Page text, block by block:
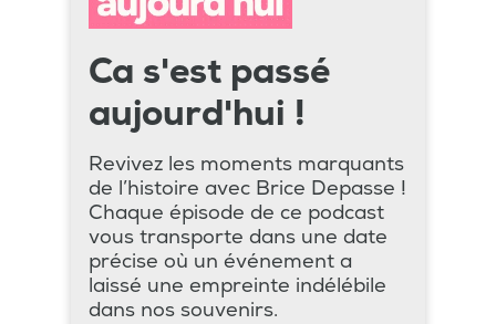
Ca s'est passé
aujourd'hui !
Revivez les moments marquants
de l’histoire avec Brice Depasse !
Chaque épisode de ce podcast
vous transporte dans une date
précise où un événement a
laissé une empreinte indélébile
dans nos souvenirs.